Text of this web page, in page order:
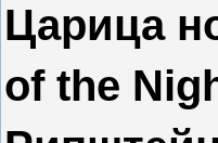
Царица
of the